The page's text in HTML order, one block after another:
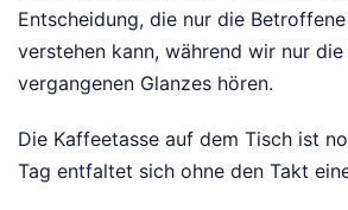
Entscheidung, die nur die
verstehen kann, während wir nur die
vergangenen Glanzes hören.
Die Kaffeetasse auf dem Tisch ist
Tag entfaltet sich ohne den Takt